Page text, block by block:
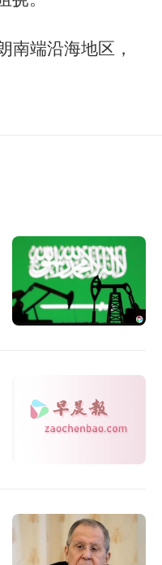
南端沿海地区，